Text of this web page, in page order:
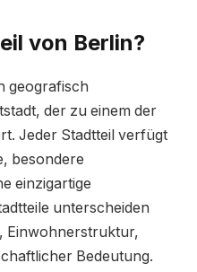
von Berlin?
geografisch
der zu einem der
Jeder Stadtteil verfügt
besondere
einzigartige
unterscheiden
Einwohnerstruktur,
Bedeutung.